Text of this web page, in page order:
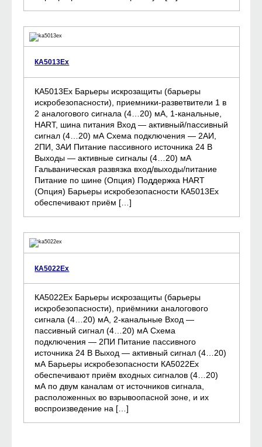
КА5013Ех
КА5013Ех Барьеры искрозащиты (барьеры
искробезопасности), приемники-разветвители 1 в
2 аналогового сигнала (4…20) мА, 1-канальные,
HART, шина питания Вход — активный/пассивный
сигнал (4…20) мА Схема подключения — 2АИ,
2ПИ, 3АИ Питание пассивного источника 24 B
Выходы — активные сигналы (4…20) мА
Гальваническая развязка вход/выходы/питание
Питание по шине (Опция) Поддержка HART
(Опция) Барьеры искробезопасности КА5013Ех
обеспечивают приём […]
КА5022Ех
КА5022Ех Барьеры искрозащиты (барьеры
искробезопасности), приёмники аналогового
сигнала (4…20) мА, 2-канальные Вход —
пассивный сигнал (4…20) мА Схема
подключения — 2ПИ Питание пассивного
источника 24 B Выход — активный сигнал (4…20)
мА Барьеры искробезопасности КА5022Ех
обеспечивают приём входных сигналов (4…20)
мА по двум каналам от источников сигнала,
расположенных во взрывоопасной зоне, и их
воспроизведение на […]